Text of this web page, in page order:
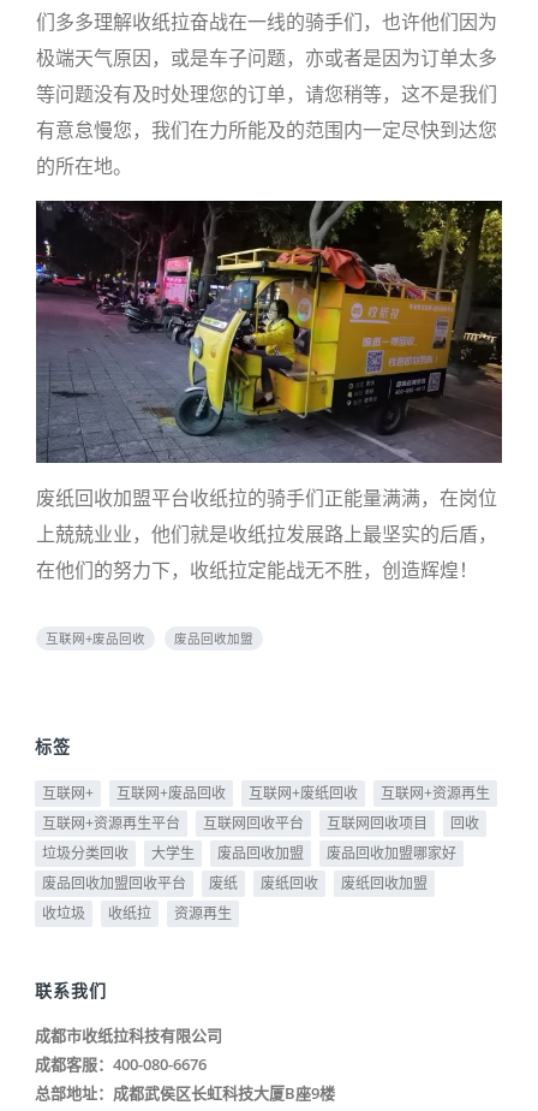
们多多理解收纸拉奋战在一线的骑手们，也许他们因为
极端天气原因，或是车子问题，亦或者是因为订单太多
等问题没有及时处理您的订单，请您稍等，这不是我们
有意怠慢您，我们在力所能及的范围内一定尽快到达您
的所在地。
废纸回收加盟平台收纸拉的骑手们正能量满满，在岗位
上兢兢业业，他们就是收纸拉发展路上最坚实的后盾，
在他们的努力下，收纸拉定能战无不胜，创造辉煌！
互联网+废品回收 废品回收加盟
标签
互联网+ 互联网+废品回收 互联网+废纸回收
互联网+资源再生
互联网+资源再生平台
互联网回收平台 互联网回收项目
回收
垃圾分类回收
大学生 废品回收加盟
废品回收加盟哪家好
废品回收加盟回收平台
废纸 废纸回收
废纸回收加盟
收垃圾
收纸拉 资源再生
联系我们
成都市收纸拉科技有限公司
成都客服：400-080-6676
总部地址：成都武侯区长虹科技大厦B座9楼